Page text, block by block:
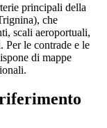
principali della
), che
scali aeroportuali,
Per le contrade e le
di mappe